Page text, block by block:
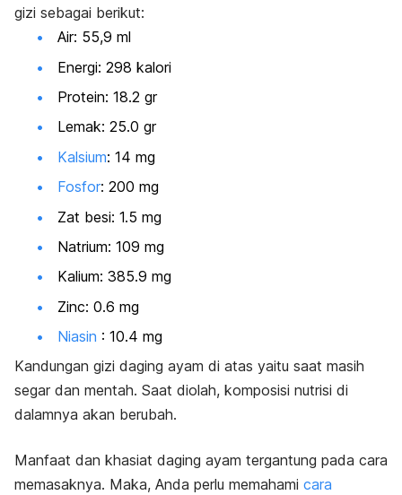
gizi sebagai berikut:
Air: 55,9 ml
Energi: 298 kalori
Protein: 18.2 gr
Lemak: 25.0 gr
Kalsium: 14 mg
Fosfor: 200 mg
Zat besi: 1.5 mg
Natrium: 109 mg
Kalium: 385.9 mg
Zinc: 0.6 mg
Niasin : 10.4 mg
Kandungan gizi daging ayam di atas yaitu saat masih
segar dan mentah. Saat diolah, komposisi nutrisi di
dalamnya akan berubah.
Manfaat dan khasiat daging ayam tergantung pada cara
memasaknya. Maka, Anda perlu memahami cara